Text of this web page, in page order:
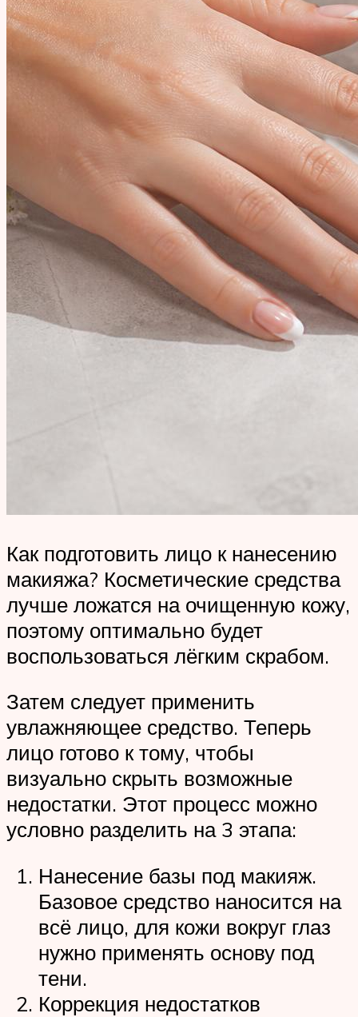
Как подготовить лицо к нанесению
макияжа? Косметические средства
лучше ложатся на очищенную кожу,
поэтому оптимально будет
воспользоваться лёгким скрабом.
Затем следует применить
увлажняющее средство. Теперь
лицо готово к тому, чтобы
визуально скрыть возможные
недостатки. Этот процесс можно
условно разделить на 3 этапа:
Нанесение базы под макияж.
Базовое средство наносится на
всё лицо, для кожи вокруг глаз
нужно применять основу под
тени.
Коррекция недостатков